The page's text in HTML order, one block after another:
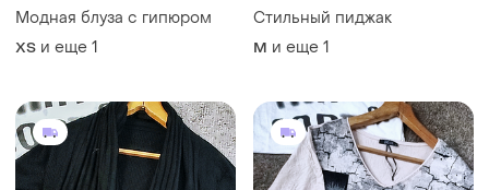
Модная блуза с гипюром
ХS и еще 1
Стильный пиджак
M и еще 1